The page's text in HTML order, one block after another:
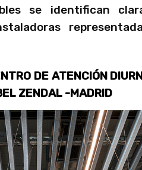
se identifican
DE ATENCIÓN
ZENDAL -MADRID